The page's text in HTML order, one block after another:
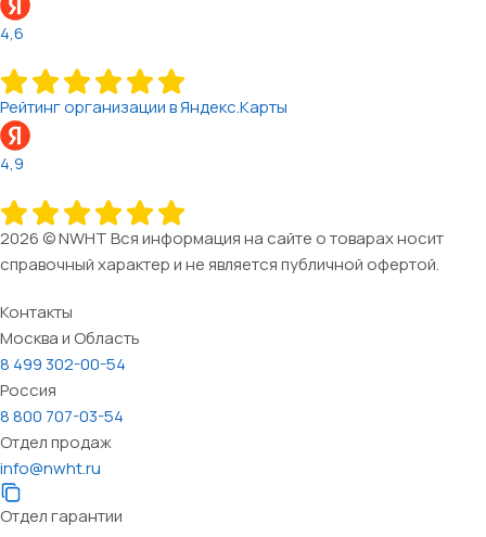
4,6
Рейтинг организации в Яндекс.Карты
4,9
2026 © NWHT Вся информация на сайте о товарах носит
справочный характер и не является публичной офертой.
Контакты
Москва и Область
8 499 302-00-54
Россия
8 800 707-03-54
Отдел продаж
info@nwht.ru
Отдел гарантии